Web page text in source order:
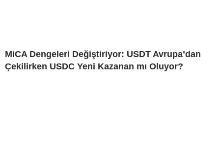
MiCA Dengeleri Değiştiriyor: USDT Avrupa’dan
Çekilirken USDC Yeni Kazanan mı Oluyor?